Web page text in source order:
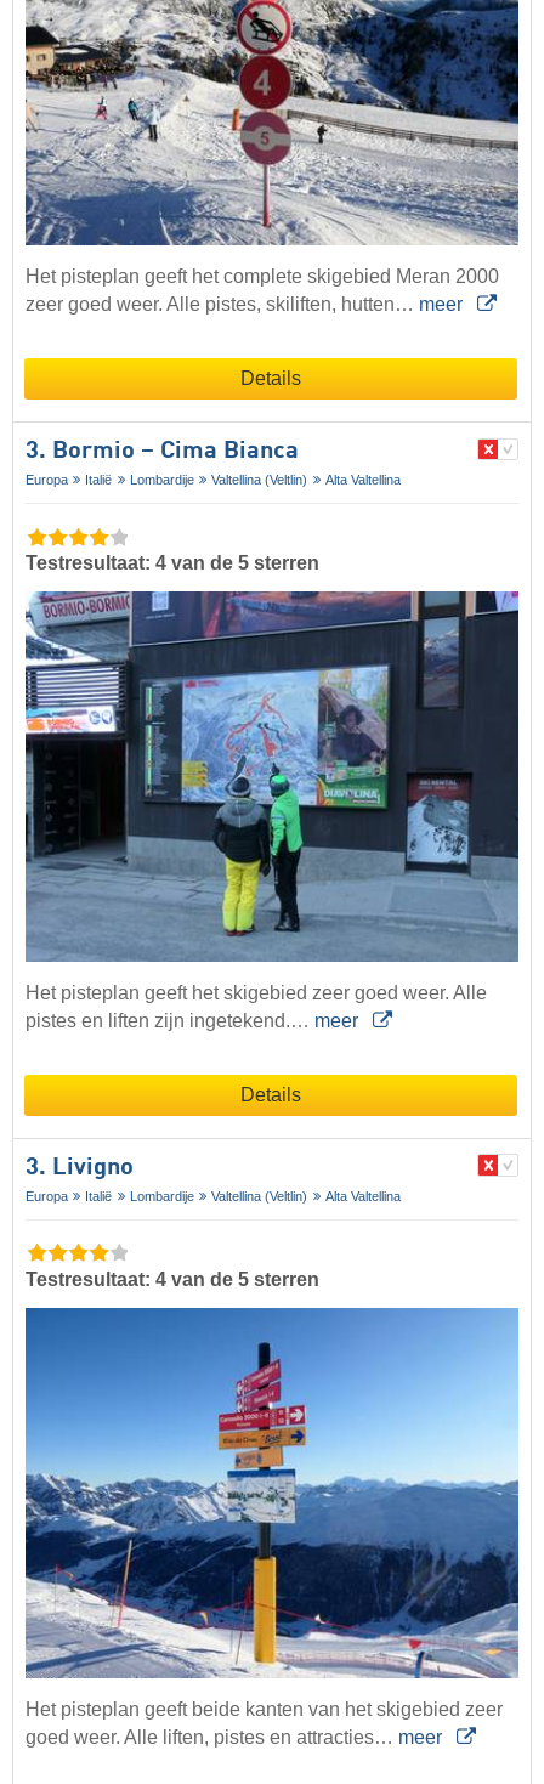
Het pisteplan geeft het complete skigebied Meran 2000
zeer goed weer. Alle pistes, skiliften, hutten… meer
Details
3. Bormio – Cima Bianca
Europa Italië Lombardije Valtellina (Veltlin) Alta Valtellina
Testresultaat: 4 van de 5 sterren
Het pisteplan geeft het skigebied zeer goed weer. Alle
pistes en liften zijn ingetekend.… meer
Details
3. Livigno
Europa Italië Lombardije Valtellina (Veltlin) Alta Valtellina
Testresultaat: 4 van de 5 sterren
Het pisteplan geeft beide kanten van het skigebied zeer
goed weer. Alle liften, pistes en attracties… meer